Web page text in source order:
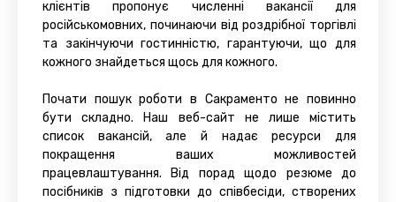
клієнтів пропонує численні вакансії для
російськомовних, починаючи від роздрібної торгівлі
та закінчуючи гостинністю, гарантуючи, що для
кожного знайдеться щось для кожного.
Почати пошук роботи в Сакраменто не повинно
бути складно. Наш веб-сайт не лише містить
список вакансій, але й надає ресурси для
покращення ваших можливостей
працевлаштування. Від порад щодо резюме до
посібників з підготовки до співбесіди, створених